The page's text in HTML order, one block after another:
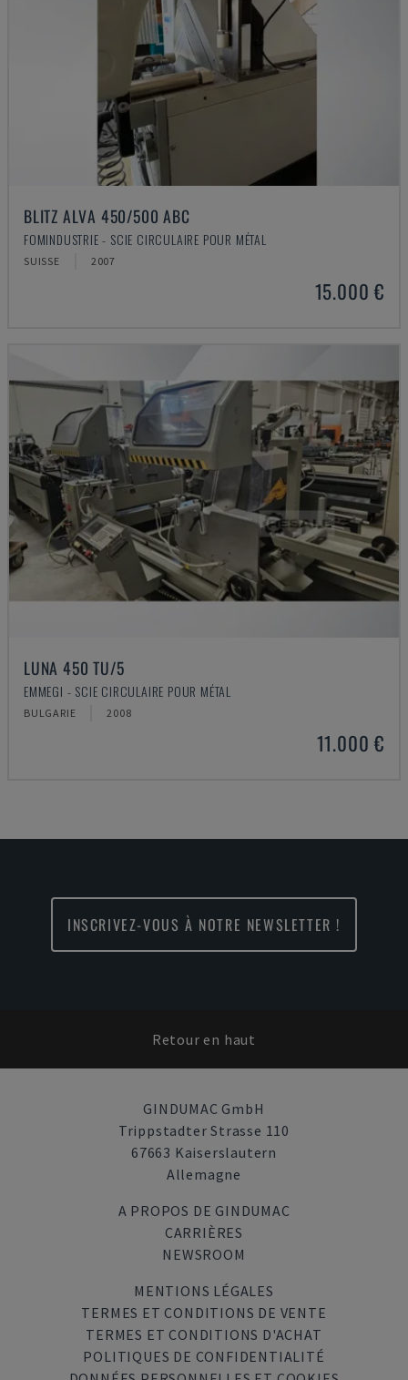
BLITZ ALVA 450/500 ABC
FOMINDUSTRIE - SCIE CIRCULAIRE POUR MÉTAL
SUISSE 2007
15.000 €
LUNA 450 TU/5
EMMEGI - SCIE CIRCULAIRE POUR MÉTAL
BULGARIE 2008
11.000 €
INSCRIVEZ-VOUS À NOTRE NEWSLETTER !
Retour en haut
GINDUMAC GmbH
Trippstadter Strasse 110
67663 Kaiserslautern
Allemagne
A PROPOS DE GINDUMAC
CARRIÈRES
NEWSROOM
MENTIONS LÉGALES
TERMES ET CONDITIONS DE VENTE
TERMES ET CONDITIONS D'ACHAT
POLITIQUES DE CONFIDENTIALITÉ